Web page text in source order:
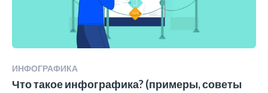
ИНФОГРАФИКА
Что такое инфографика? (примеры, советы